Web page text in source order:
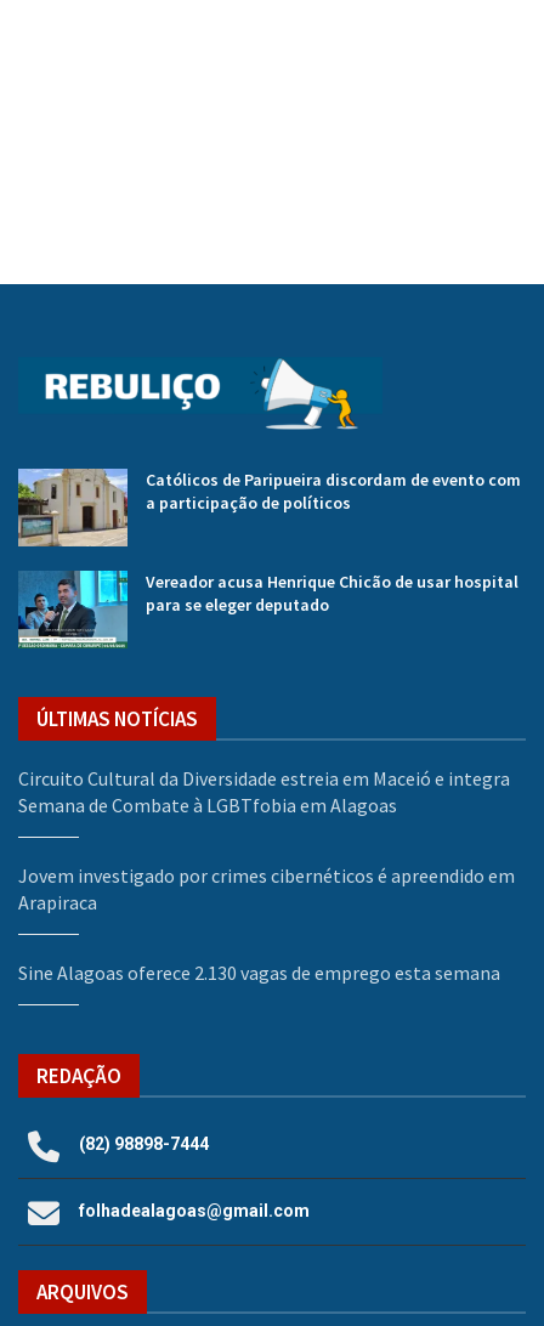
Católicos de Paripueira discordam de evento com
a participação de políticos
Vereador acusa Henrique Chicão de usar hospital
para se eleger deputado
ÚLTIMAS NOTÍCIAS
Circuito Cultural da Diversidade estreia em Maceió e integra
Semana de Combate à LGBTfobia em Alagoas
Jovem investigado por crimes cibernéticos é apreendido em
Arapiraca
Sine Alagoas oferece 2.130 vagas de emprego esta semana
REDAÇÃO
(82) 98898-7444
folhadealagoas@gmail.com
ARQUIVOS